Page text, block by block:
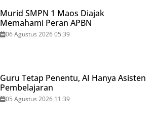
Murid SMPN 1 Maos Diajak
Memahami Peran APBN
06 Agustus 2026 05:39
Guru Tetap Penentu, AI Hanya Asisten
Pembelajaran
05 Agustus 2026 11:39